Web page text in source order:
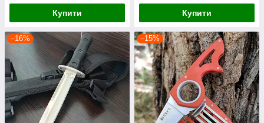
Купити Купити
–16% –15%